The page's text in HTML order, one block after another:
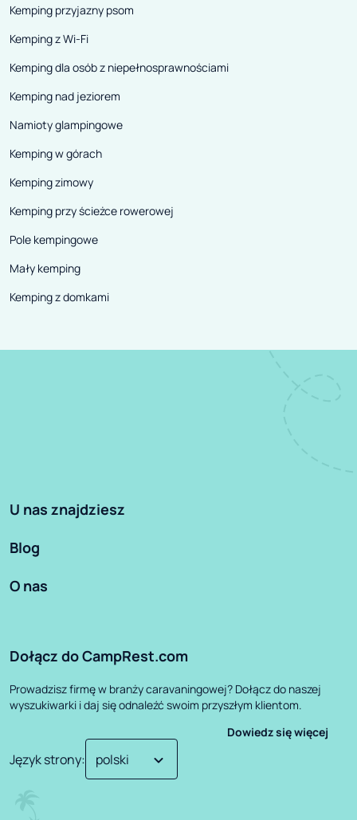
Kemping przyjazny psom
Kemping z Wi-Fi
Kemping dla osób z niepełnosprawnościami
Kemping nad jeziorem
Namioty glampingowe
Kemping w górach
Kemping zimowy
Kemping przy ścieżce rowerowej
Pole kempingowe
Mały kemping
Kemping z domkami
U nas znajdziesz
Blog
O nas
Dołącz do CampRest.com
Prowadzisz firmę w branży caravaningowej? Dołącz do naszej
wyszukiwarki i daj się odnaleźć swoim przyszłym klientom.
Dowiedz się więcej
Język strony: